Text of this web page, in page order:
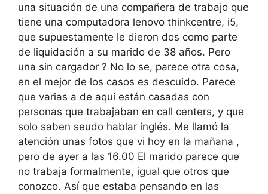
una situación de una compañera de trabajo que
tiene una computadora lenovo thinkcentre, i5,
que supuestamente le dieron dos como parte
de liquidación a su marido de 38 años. Pero
una sin cargador ? No lo se, parece otra cosa,
en el mejor de los casos es descuido. Parece
que varias a de aquí están casadas con
personas que trabajaban en call centers, y que
solo saben seudo hablar inglés. Me llamó la
atención unas fotos que vi hoy en la mañana ,
pero de ayer a las 16.00 El marido parece que
no trabaja formalmente, igual que otros que
conozco. Así que estaba pensando en las